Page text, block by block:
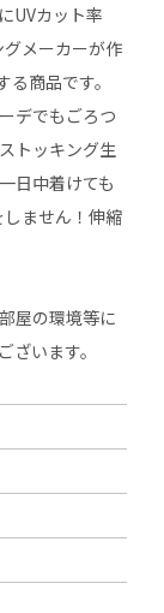
UVカット率
メーカーが作
商品です。
デでもごろつ
トッキング生
日中着けても
ません！伸縮
屋の環境等に
います。